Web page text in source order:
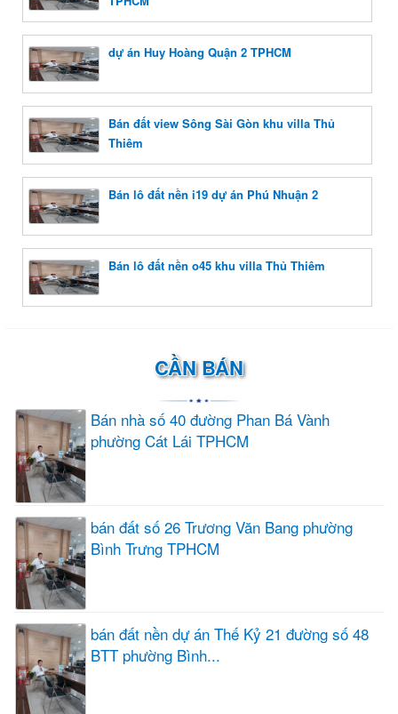
dự án Huy Hoàng Quận 2 TPHCM
Bán đất view Sông Sài Gòn khu villa Thủ
Thiêm
Bán lô đất nền i19 dự án Phú Nhuận 2
Bán lô đất nền o45 khu villa Thủ Thiêm
CẦN BÁN
Bán nhà số 40 đường Phan Bá Vành
phường Cát Lái TPHCM
bán đất số 26 Trương Văn Bang phường
Bình Trưng TPHCM
bán đất nền dự án Thế Kỷ 21 đường số 48
BTT phường Bình...